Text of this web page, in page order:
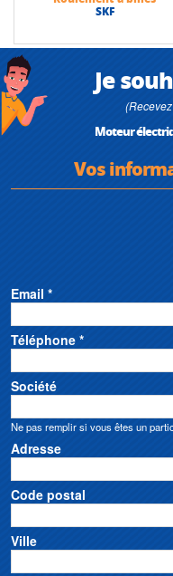
SKF
Je
Moteur
Vos
Email *
Téléphone *
Société
Ne pas remplir si vous êtes un
Adresse
Code postal
Ville